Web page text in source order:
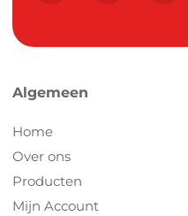
Algemeen
Home
Over ons
Producten
Mijn Account